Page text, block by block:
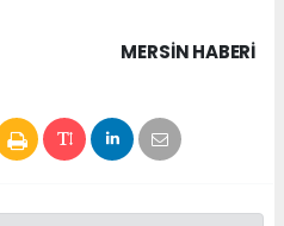
MERSIN HABERİ